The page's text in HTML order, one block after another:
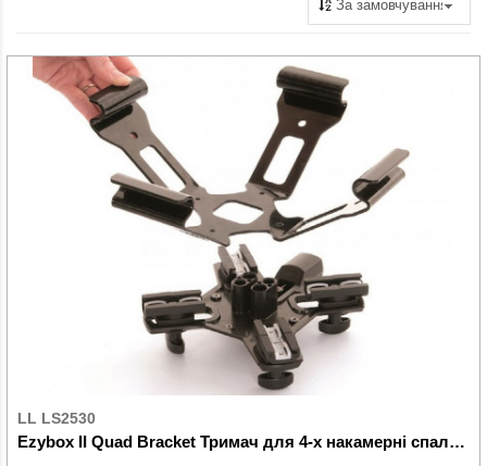
LL LS2530
Ezybox II Quad Bracket Тримач для 4-х накамерні спалахів